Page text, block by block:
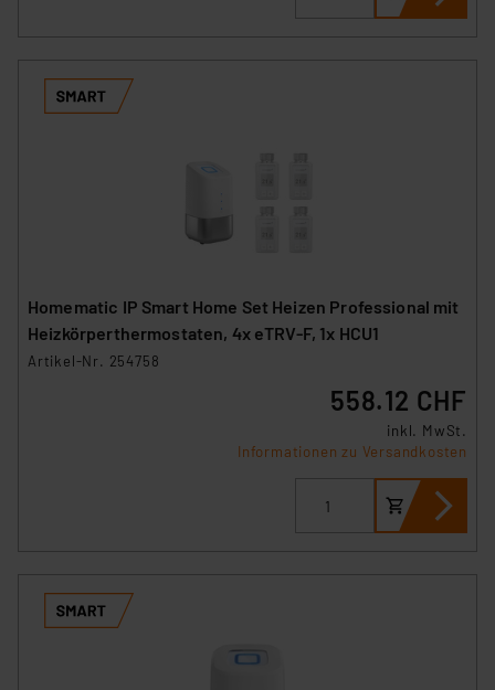
Homematic IP Smart Home Set Heizen Professional mit
Heizkörperthermostaten, 4x eTRV-F, 1x HCU1
Artikel-Nr. 254758
558.12 CHF
inkl. MwSt.
Informationen zu Versandkosten